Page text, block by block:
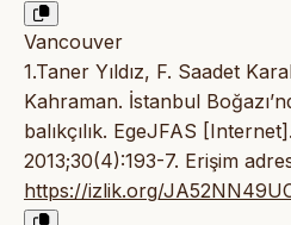
Vancouver
1.Taner Yıldız, F. Saadet
Kahraman. İstanbul
balıkçılık. EgeJFAS
2013;30(4):193-7. Erişim
https://izlik.org/